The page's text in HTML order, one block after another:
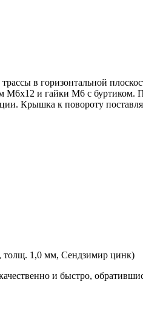
в горизонтальной
М6х12 и гайки М6 с
Крышка к повороту
толщ. 1,0 мм, Сендзимир цинк)
и быстро,